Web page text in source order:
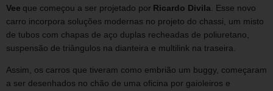
Vee que começou a ser projetado por Ricardo Divila . Esse novo
carro incorpora soluções modernas no projeto do chassi, um misto
de tubos com chapas de aço duplas recheadas de poliuretano,
suspensão de triângulos na dianteira e multilink na traseira.
Assim, os carros que tiveram como embrião um buggy, começaram
a ser desenhados no chão de uma oficina por gaioleiros e